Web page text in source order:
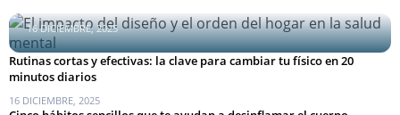
16 DICIEMBRE, 2025
Rutinas cortas y efectivas: la clave para cambiar tu físico en 20
minutos diarios
16 DICIEMBRE, 2025